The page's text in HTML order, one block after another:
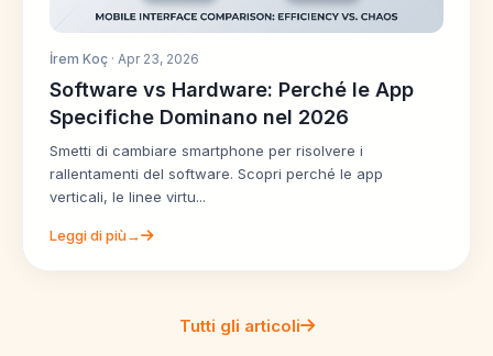
İrem Koç · Apr 23, 2026
Software vs Hardware: Perché le App
Specifiche Dominano nel 2026
Smetti di cambiare smartphone per risolvere i
rallentamenti del software. Scopri perché le app
verticali, le linee virtu...
Leggi di più→
Tutti gli articoli